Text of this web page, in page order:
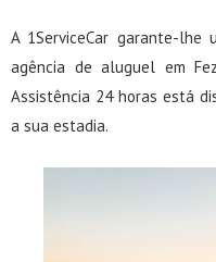
A 1ServiceCar garante-lhe
agência de aluguel em
Assistência 24 horas está
a sua estadia.